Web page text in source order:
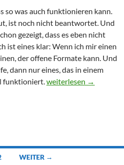
so was auch funktionieren kann.
ist noch nicht beantwortet. Und
gezeigt, dass es eben nicht
ist eines klar: Wenn ich mir einen
der offene Formate kann. Und
dann nur eines, das in einem
funktioniert.Ein Schritt in die
weiterlesen →
WEITER →